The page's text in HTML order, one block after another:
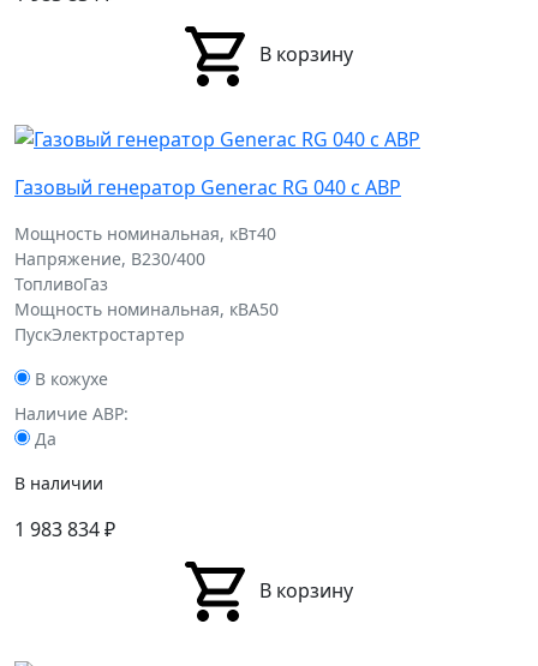
В корзину
Газовый генератор Generac RG 040 с АВР
Мощность номинальная, кВт40
Напряжение, В230/400
ТопливоГаз
Мощность номинальная, кВА50
ПускЭлектростартер
В кожухе
Наличие АВР:
Да
В наличии
1 983 834₽
В корзину